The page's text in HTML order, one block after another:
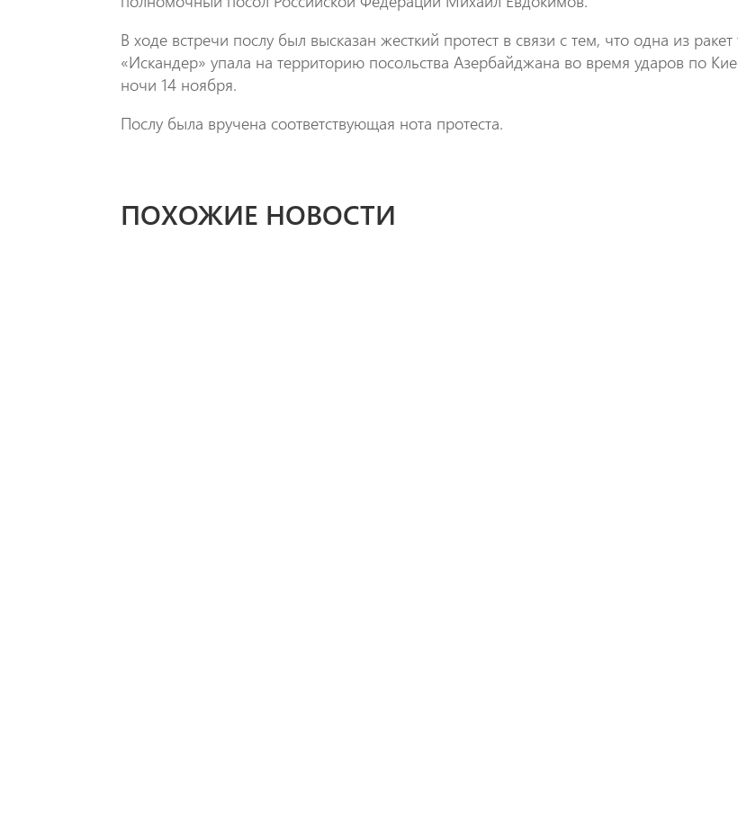
В ходе встречи послу был высказан жесткий протест в связи с тем, что одна из ракет
«Искандер» упала на территорию посольства Азербайджана во время ударов по
ночи 14 ноября.
Послу была вручена соответствующая нота протеста.
ПОХОЖИЕ НОВОСТИ